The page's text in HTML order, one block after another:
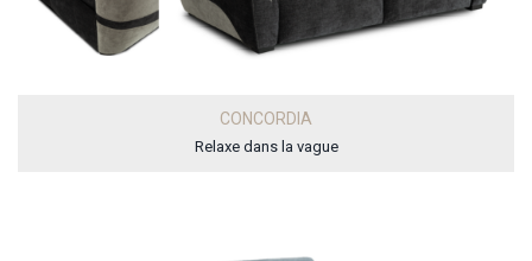
CONCORDIA
Relaxe dans la vague